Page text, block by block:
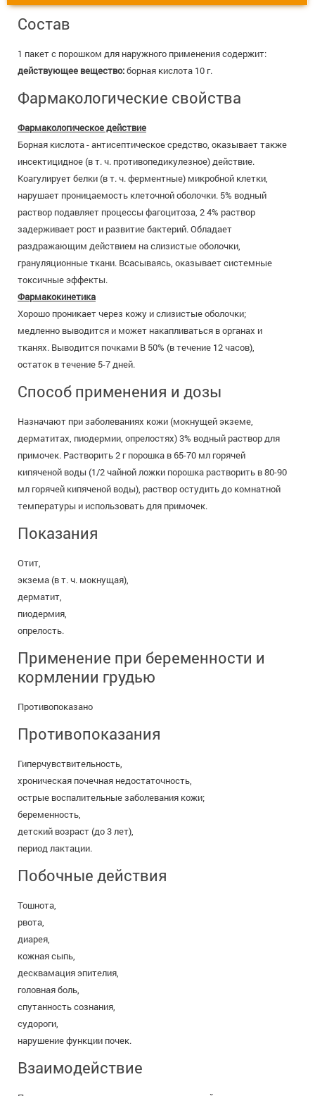
Состав
1 пакет с порошком для наружного применения содержит:
действующее вещество:борная кислота 10 г.
Фармакологические свойства
Фармакологическое действие
Борная кислота - антисептическое средство, оказывает также
инсектицидное (в т. ч. противопедикулезное) действие.
Коагулирует белки (в т. ч. ферментные) микробной клетки,
нарушает проницаемость клеточной оболочки. 5% водный
раствор подавляет процессы фагоцитоза, 2 4% раствор
задерживает рост и развитие бактерий. Обладает
раздражающим действием на слизистые оболочки,
грануляционные ткани. Всасываясь, оказывает системные
токсичные эффекты.
Фармакокинетика
Хорошо проникает через кожу и слизистые оболочки;
медленно выводится и может накапливаться в органах и
тканях. Выводится почками В 50% (в течение 12 часов),
остаток в течение 5-7 дней.
Способ применения и дозы
Назначают при заболеваниях кожи (мокнущей экземе,
дерматитах, пиодермии, опрелостях) 3% водный раствор для
примочек. Растворить 2 г порошка в 65-70 мл горячей
кипяченой воды (1/2 чайной ложки порошка растворить в 80-90
мл горячей кипяченой воды), раствор остудить до комнатной
температуры и использовать для примочек.
Показания
Отит,
экзема (в т. ч. мокнущая),
дерматит,
пиодермия,
опрелость.
Применение при беременности и
кормлении грудью
Противопоказано
Противопоказания
Гиперчувствительность,
хроническая почечная недостаточность,
острые воспалительные заболевания кожи;
беременность,
детский возраст (до 3 лет),
период лактации.
Побочные действия
Тошнота,
рвота,
диарея,
кожная сыпь,
десквамация эпителия,
головная боль,
спутанность сознания,
судороги,
нарушение функции почек.
Взаимодействие